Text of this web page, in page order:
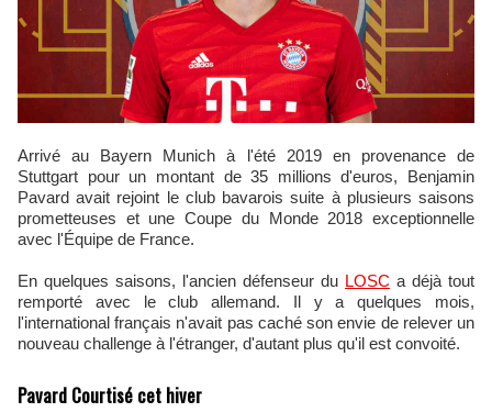
Arrivé au Bayern Munich à l'été 2019 en provenance de
Stuttgart pour un montant de 35 millions d'euros, Benjamin
Pavard avait rejoint le club bavarois suite à plusieurs saisons
prometteuses et une Coupe du Monde 2018 exceptionnelle
avec l'Équipe de France.
En quelques saisons, l'ancien défenseur du LOSC a déjà tout
remporté avec le club allemand. Il y a quelques mois,
l'international français n'avait pas caché son envie de relever un
nouveau challenge à l'étranger, d'autant plus qu'il est convoité.
Pavard Courtisé cet hiver